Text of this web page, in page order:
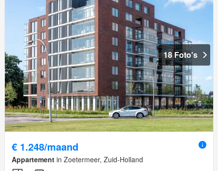
18 Foto's
€ 1.248/maand
Appartement in Zoetermeer, Zuid-Holland